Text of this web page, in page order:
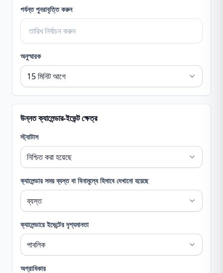
পর্যন্ত পুনরাবৃত্তি করুন
অনুস্মারক
উন্নত ক্যালেন্ডার-ইভেন্ট ক্ষেত্র
স্ট্যাটাস
ক্যালেন্ডার সময় ব্যস্ত বা বিনামূল্যে হিসাবে দেখানো হয়েছে
ক্যালেন্ডারে ইভেন্টের দৃশ্যমানতা
অগ্রাধিকার